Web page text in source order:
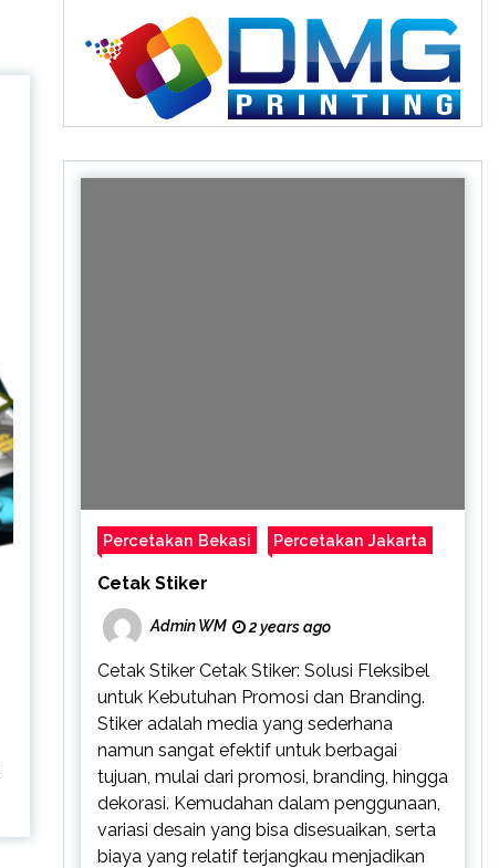
Percetakan Bekasi Percetakan Jakarta
Cetak Stiker
Admin WM 2 years ago
Cetak Stiker Cetak Stiker: Solusi Fleksibel
untuk Kebutuhan Promosi dan Branding.
Stiker adalah media yang sederhana
namun sangat efektif untuk berbagai
tujuan, mulai dari promosi, branding, hingga
dekorasi. Kemudahan dalam penggunaan,
variasi desain yang bisa disesuaikan, serta
biaya yang relatif terjangkau menjadikan